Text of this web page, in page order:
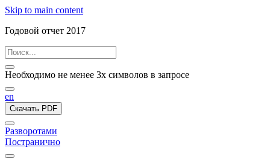
Skip to main content
Годовой отчет 2017
Необходимо не менее 3х символов в запросе
en
Скачать PDF
Разворотами
Постранично